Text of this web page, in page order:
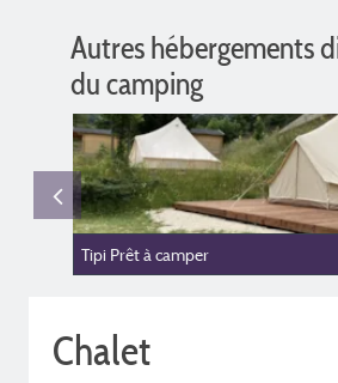
Autres hébergements
du camping
Tipi Prêt à camper
Chalet